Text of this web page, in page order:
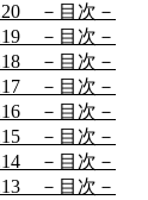
－目次－
－目次－
－目次－
－目次－
－目次－
－目次－
－目次－
－目次－